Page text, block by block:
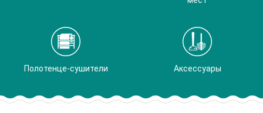
Полотенце-сушители Аксессуары